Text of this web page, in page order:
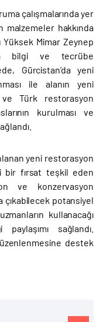
çalışmalarında yer
malzemeler hakkında
Mimar Zeynep
bilgi ve tecrübe
Gürcistan’da yeni
ile alanın yeni
ve Türk restorasyon
kurulması ve
yeni restorasyon
bir fırsat teşkil eden
ve konzervasyon
çıkabilecek potansiyel
kullanacağı
sağlandı.
destek